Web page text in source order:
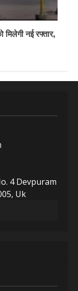
मिलेगी नई रफ्तार,
4 Devpuram
Uk